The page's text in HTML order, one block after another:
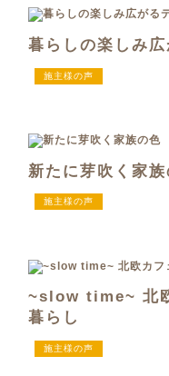
暮らしの楽しみ
施主様の声
新たに芽吹く家
施主様の声
~slow time~ 北
暮らし
施主様の声